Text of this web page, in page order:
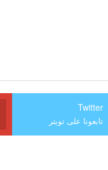
Twitter
تابعونا على تويتر